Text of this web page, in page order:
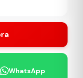
WhatsApp